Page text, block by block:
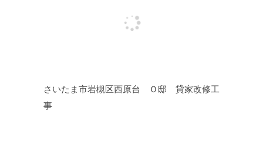
さいたま市岩槻区西原台 Ｏ邸 貸家改修工
事